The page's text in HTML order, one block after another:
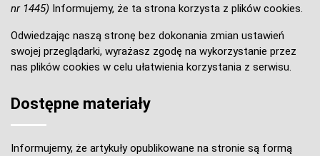
nr 1445) Informujemy, że ta strona korzysta z plików cookies.
Odwiedzając naszą stronę bez dokonania zmian ustawień
swojej przeglądarki, wyrażasz zgodę na wykorzystanie przez
nas plików cookies w celu ułatwienia korzystania z serwisu.
Dostępne materiały
Informujemy, że artykuły opublikowane na stronie są formą